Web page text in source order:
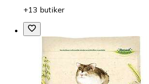
+13 butiker